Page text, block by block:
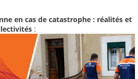
en cas de catastrophe : réalités et
: